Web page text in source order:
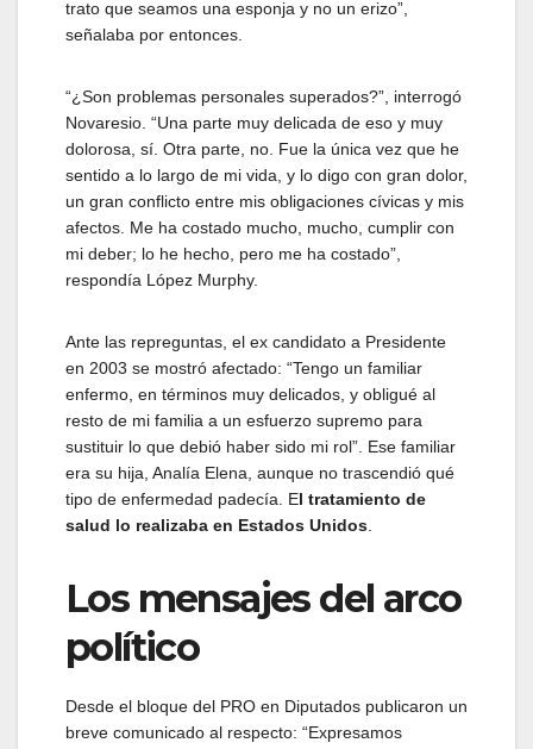
trato que seamos una esponja y no un erizo”,
señalaba por entonces.
“¿Son problemas personales superados?”, interrogó
Novaresio. “Una parte muy delicada de eso y muy
dolorosa, sí. Otra parte, no. Fue la única vez que he
sentido a lo largo de mi vida, y lo digo con gran dolor,
un gran conflicto entre mis obligaciones cívicas y mis
afectos. Me ha costado mucho, mucho, cumplir con
mi deber; lo he hecho, pero me ha costado”,
respondía López Murphy.
Ante las repreguntas, el ex candidato a Presidente
en 2003 se mostró afectado: “Tengo un familiar
enfermo, en términos muy delicados, y obligué al
resto de mi familia a un esfuerzo supremo para
sustituir lo que debió haber sido mi rol”. Ese familiar
era su hija, Analía Elena, aunque no trascendió qué
tipo de enfermedad padecía. El tratamiento de
salud lo realizaba en Estados Unidos
Los mensajes del arco
político
Desde el bloque del PRO en Diputados publicaron un
breve comunicado al respecto: “Expresamos